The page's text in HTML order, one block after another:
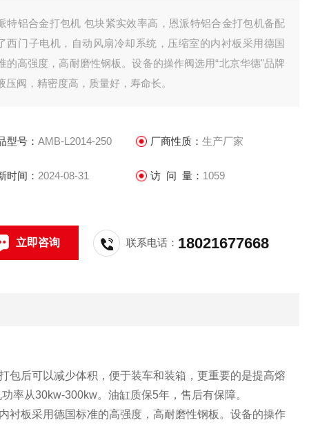
特铝合金打包机 包块紧实效率高，恩派特铝合金打包机备配
西门子电机，自动风扇冷却系统，压缩室的内衬板采用德国
的高强度，高耐磨性钢板。设备的操作阀选用“北京华德"品牌
压阀，精密度高，质量好，寿命长。
型号：AMB-L2014-250 厂商性质： 生产厂家
时间： 2024-08-31 访 问 量： 1059
立即咨询 联系电话： 18021677668
包后可以减少体积，便于装车和装箱，更重要的是提高熔
率从30kw-300kw。油缸质保5年，售后有保障。
衬板采用德国标准的高强度，高耐磨性钢板。设备的操作